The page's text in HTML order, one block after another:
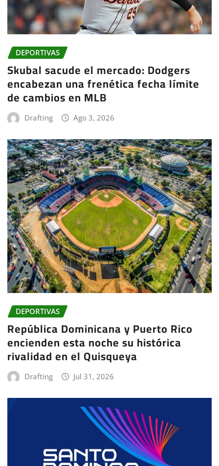
DEPORTIVAS
Skubal sacude el mercado: Dodgers
encabezan una frenética fecha límite
de cambios en MLB
Drafting Ago 3, 2026
DEPORTIVAS
República Dominicana y Puerto Rico
encienden esta noche su histórica
rivalidad en el Quisqueya
Drafting Jul 31, 2026